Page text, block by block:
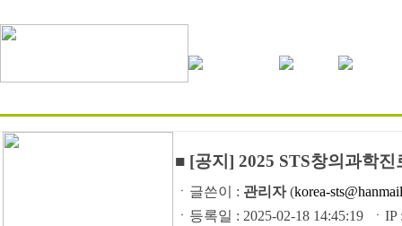
■ [공지] 2025 STS창의과학
ㆍ글쓴이 : 관리자(korea-
ㆍ등록일 : 2025-02-18 14:45:19 ㆍIP